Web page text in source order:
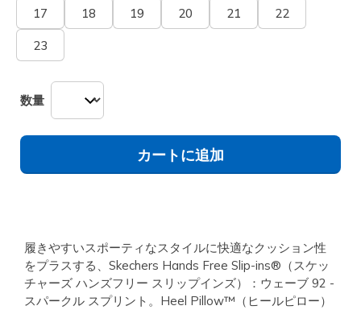
17 18 19 20 21 22
23
数量
カートに追加
履きやすいスポーティなスタイルに快適なクッション性
をプラスする、Skechers Hands Free Slip-ins®（スケッ
チャーズ ハンズフリー スリップインズ）：ウェーブ 92 -
スパークル スプリント。Heel Pillow™（ヒールピロー）